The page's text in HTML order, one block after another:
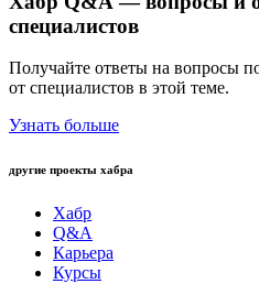
специалистов
Получайте ответы на вопросы
от специалистов в этой теме.
Узнать больше
другие проекты хабра
Хабр
Q&A
Карьера
Курсы